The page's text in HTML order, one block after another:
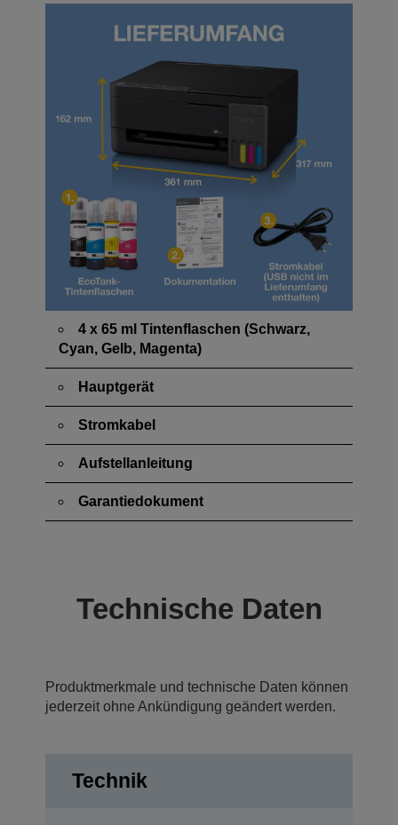
4 x 65 ml Tintenflaschen (Schwarz,
Cyan, Gelb, Magenta)
Hauptgerät
Stromkabel
Aufstellanleitung
Garantiedokument
Technische Daten
Produktmerkmale und technische Daten können
jederzeit ohne Ankündigung geändert werden.
Technik